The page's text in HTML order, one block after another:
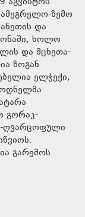
ზემო
და
ხოლო
და მცხეთა-
ზოგან
ელჭექი,
გორაკ-
ღვარცოფული
გარემოს